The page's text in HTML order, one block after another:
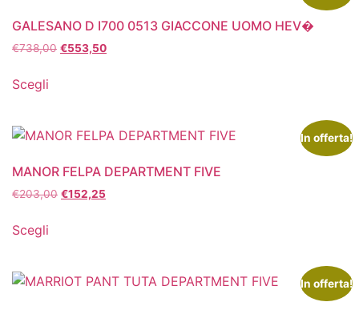
GALESANO D I700 0513 GIACCONE UOMO HEV�
€738,00 €553,50
Scegli
In offerta!
MANOR FELPA DEPARTMENT FIVE
€203,00 €152,25
Scegli
In offerta!